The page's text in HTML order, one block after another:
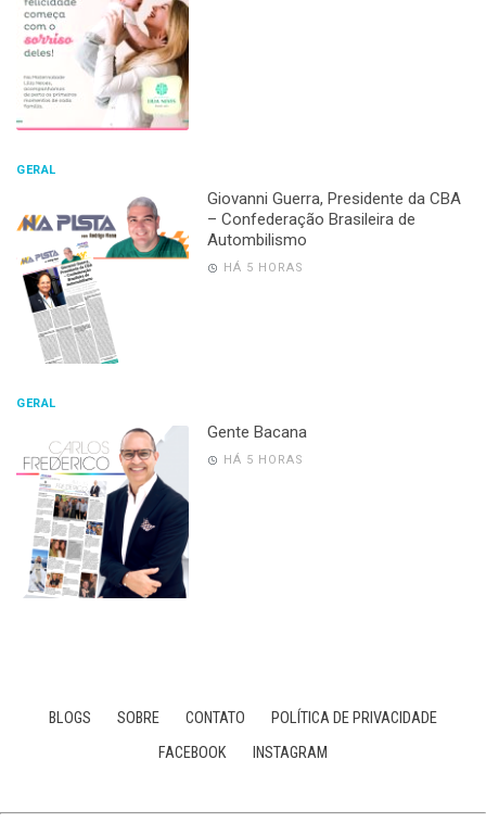
GERAL
Giovanni Guerra, Presidente da CBA
– Confederação Brasileira de
Autombilismo
HÁ 5 HORAS
GERAL
Gente Bacana
HÁ 5 HORAS
BLOGS SOBRE CONTATO
POLÍTICA DE PRIVACIDADE
FACEBOOK
INSTAGRAM